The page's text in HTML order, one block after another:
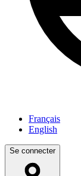
Français
English
Se connecter